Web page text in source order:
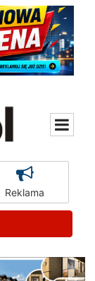
Reklama